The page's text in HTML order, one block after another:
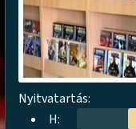
Nyitvatartás:
H: